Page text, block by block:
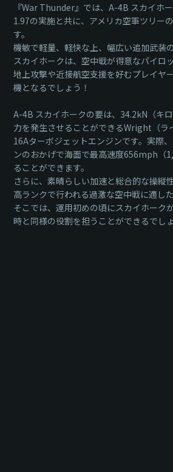
『War Thunder』では、A-4B スカイホ
1.97の実施と共に、アメリカ空軍ツリー
す。
機敏で軽量、軽快な上、幅広い追加武装
スカイホークは、空中戦が得意なパイロッ
地上攻撃や近接航空支援を好むプレイヤ
機となるでしょう！
A-4B スカイホークの要は、34.2kN（キ
力を発生させることができるWright（ラ
16Aターボジェットエンジンです。実際
ンのおかげで海面で最高速度656mph（
ることができます。
さらに、素晴らしい加速と総合的な操縦
高ランクで行われる過激な空中戦に適し
そこでは、運用初めの頃にスカイホーク
時と同様の役割を担うことができるでしょ